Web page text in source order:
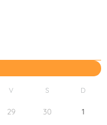
V S D
29 30 1